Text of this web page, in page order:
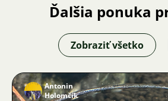
Ďalšia ponuka
Zobraziť všetko
Antonin
Holomčík